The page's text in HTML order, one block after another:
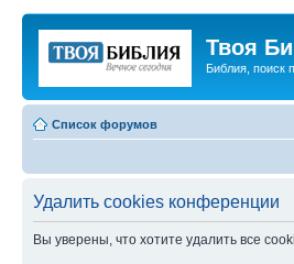
Твоя
Библия, поиск
Список форумов
Удалить cookies конференции
Вы уверены, что хотите удалить все